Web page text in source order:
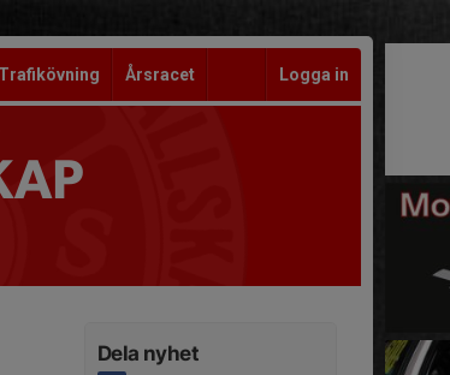
Trafikövning Årsracet Logga in
Dela nyhet